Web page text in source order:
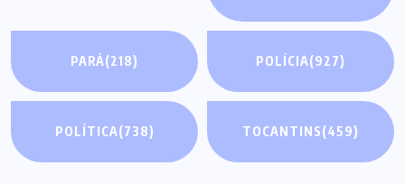
PARÁ(218) POLÍCIA(927)
POLÍTICA(738) TOCANTINS(459)